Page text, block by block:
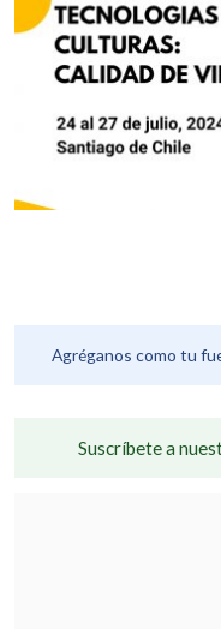
Agréganos como tu
Suscríbete a